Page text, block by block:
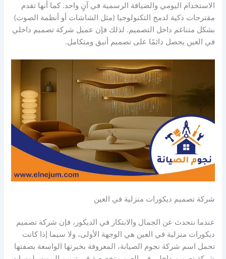
الاستخدام اليومي والضيافة الرسمية في آنٍ واحد. كما أنها تقدم
مقترحات ذكية لدمج التكنولوجيا (مثل الشاشات أو أنظمة الصوت)
بشكل متناغم داخل التصميم. لذلك فإن عميل شركة تصميم داخلي
في العين يحصل دائمًا على تصميم أنيق ومتكامل.
شركة تصميم ديكورات منزلية في العين
عندما نتحدث عن الجمال والابتكار في الديكور، فإن شركة تصميم
ديكورات منزلية في العين هي الوجهة الأولى، ولا سيما إذا كانت
تحمل اسم شركة نجوم الصيانة، المعروفة بخبرتها الواسعة بصفتها